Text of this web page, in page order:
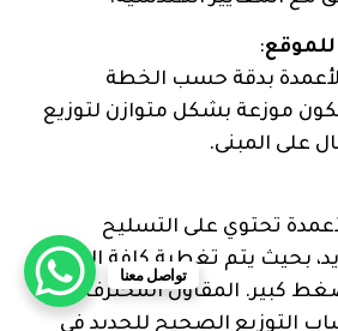
:
بدقة حسب الخطة
موزعة بشكل متوازن لتوزيع
على المبنى.
تحتوي على التسليح
بحيث يتم تغطية كافة النقاط
كبير. المقاول المحترف يولي
التوزيع الصحيح للحديد في
تواصل معنا